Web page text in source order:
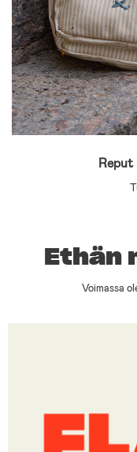
Reput
Ethän
Voimassa